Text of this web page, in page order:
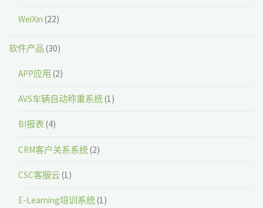
WeiXin (22)
软件产品(30)
APP应用 (2)
AVS车辆自动称重系统(1)
BI报表(4)
CRM客户关系系统(2)
CSC客服云(1)
E-Learning培训系统(1)